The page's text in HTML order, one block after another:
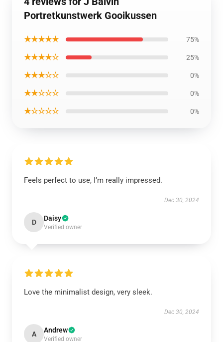
Portretkunstwerk Gooikussen
★★★★★ 75%
★★★★☆ 25%
★★★☆☆ 0%
★★☆☆☆ 0%
★☆☆☆☆ 0%
Feels perfect to use, I’m really impressed.
Dec 30, 2024
D Daisy
Verified owner
Love the minimalist design, very sleek.
Dec 30, 2024
A Andrew
Verified owner